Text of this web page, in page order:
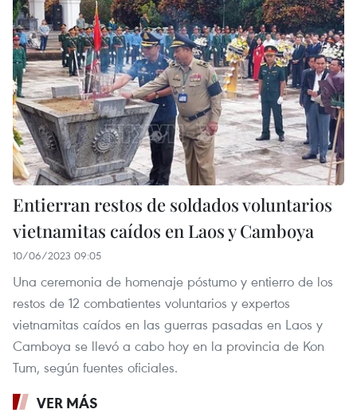
Entierran restos de soldados voluntarios
vietnamitas caídos en Laos y Camboya
10/06/2023 09:05
Una ceremonia de homenaje póstumo y entierro de los
restos de 12 combatientes voluntarios y expertos
vietnamitas caídos en las guerras pasadas en Laos y
Camboya se llevó a cabo hoy en la provincia de Kon
Tum, según fuentes oficiales.
VER MÁS